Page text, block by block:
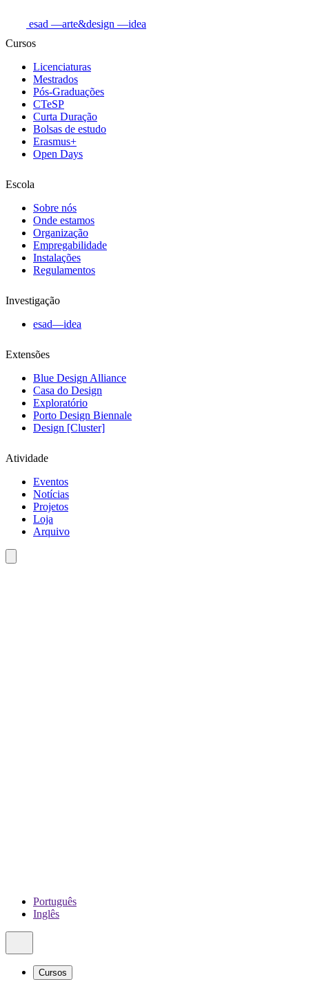
esad —arte&design —idea
Cursos
Licenciaturas
Mestrados
Pós-Graduações
CTeSP
Curta Duração
Bolsas de estudo
Erasmus+
Open Days
Escola
Sobre nós
Onde estamos
Organização
Empregabilidade
Instalações
Regulamentos
Investigação
esad—idea
Extensões
Blue Design Alliance
Casa do Design
Exploratório
Porto Design Biennale
Design [Cluster]
Atividade
Eventos
Notícias
Projetos
Loja
Arquivo
Português
Inglês
Cursos